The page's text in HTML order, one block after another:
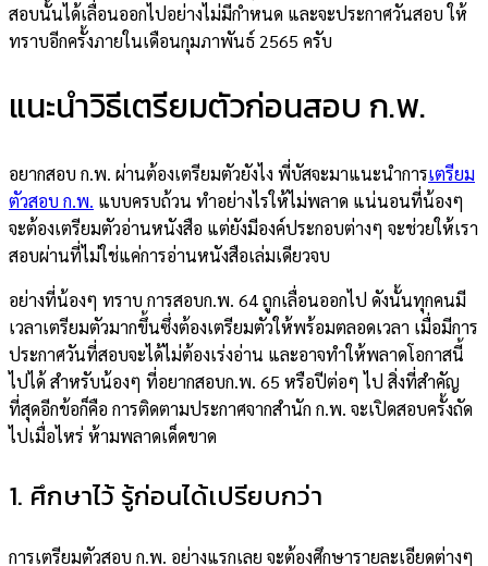
สอบนั้นได้เลื่อนออกไปอย่างไม่มีกำหนด และจะประกาศวันสอบ ให้
ทราบอีกครั้งภายในเดือนกุมภาพันธ์ 2565 ครับ
แนะนำวิธีเตรียมตัวก่อนสอบ ก.พ.
อยากสอบ ก.พ. ผ่านต้องเตรียมตัวยังไง พี่บัสจะมาแนะนำการเตรียม
ตัวสอบ ก.พ. แบบครบถ้วน ทำอย่างไรให้ไม่พลาด แน่นอนที่น้องๆ
จะต้องเตรียมตัวอ่านหนังสือ แต่ยังมีองค์ประกอบต่างๆ จะช่วยให้เรา
สอบผ่านที่ไม่ใช่แค่การอ่านหนังสือเล่มเดียวจบ
อย่างที่น้องๆ ทราบ การสอบก.พ. 64 ถูกเลื่อนออกไป ดังนั้นทุกคนมี
เวลาเตรียมตัวมากขึ้นซึ่งต้องเตรียมตัวให้พร้อมตลอดเวลา เมื่อมีการ
ประกาศวันที่สอบจะได้ไม่ต้องเร่งอ่าน และอาจทำให้พลาดโอกาสนี้
ไปได้ สำหรับน้องๆ ที่อยากสอบก.พ. 65 หรือปีต่อๆ ไป สิ่งที่สำคัญ
ที่สุดอีกข้อก็คือ การติดตามประกาศจากสำนัก ก.พ. จะเปิดสอบครั้งถัด
ไปเมื่อไหร่ ห้ามพลาดเด็ดขาด
1. ศึกษาไว้ รู้ก่อนได้เปรียบกว่า
การเตรียมตัวสอบ ก.พ. อย่างแรกเลย จะต้องศึกษารายละเอียดต่างๆ